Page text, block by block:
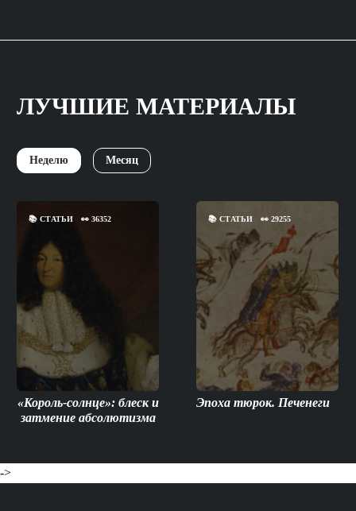
ЛУЧШИЕ МАТЕРИАЛЫ
Неделю Месяц
📚 СТАТЬИ 👀 36352
«Король-солнце»: блеск и
затмение абсолютизма
📚СТАТЬИ 👀29255
Эпоха тюрок. Печенеги
->